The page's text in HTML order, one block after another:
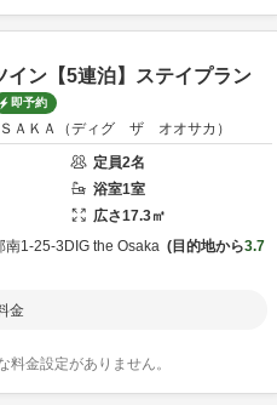
イン【5連泊】ステイプラン
即予約
ＡＫＡ（ディグ ザ オオサカ）
定員2名
浴室1室
広さ17.3㎡
南1-25-3 DIG the Osaka 目的地から3.7
金
料金設定がありません。